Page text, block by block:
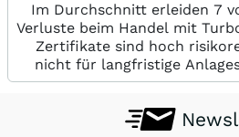
Im Durchschnitt erleiden 7
Verluste beim Handel mit
Zertifikate sind hoch
nicht für langfristige